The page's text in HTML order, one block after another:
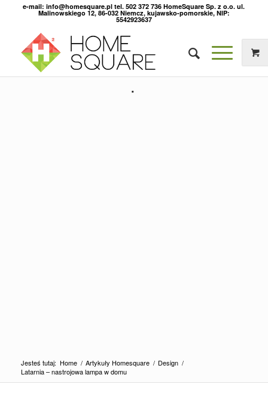
e-mail: info@homesquare.pl tel. 502 372 736 HomeSquare Sp. z o.o. ul.
Malinowskiego 12, 86-032 Niemcz, kujawsko-pomorskie, NIP:
5542923637
Jesteś tutaj: Home / Artykuły Homesquare / Design /
Latarnia – nastrojowa lampa w domu